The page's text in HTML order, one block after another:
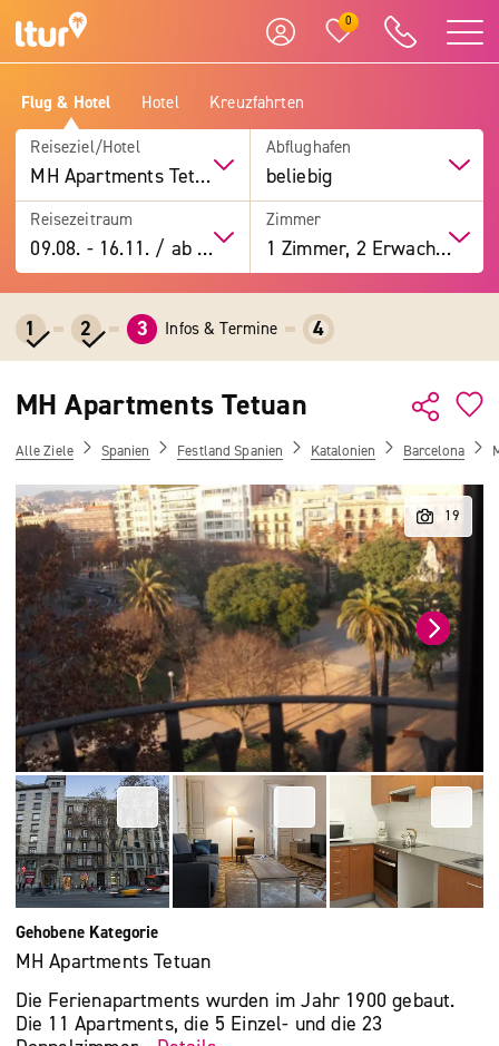
0
Flug & Hotel Hotel Kreuzfahrten
Reiseziel/Hotel
MH Apartments Tetuan
Abflughafen
beliebig
Reisezeitraum
09.08. -16.11. / ab 7 Tage
Zimmer
1 Zimmer, 2 Erwachsene
1 2 3 Infos & Termine 4
MH Apartments Tetuan
Alle Ziele Spanien Festland Spanien Katalonien Barcelona
Gehobene Kategorie
MH Apartments Tetuan
Die Ferienapartments wurden im Jahr 1900 gebaut.
Die 11 Apartments, die 5 Einzel- und die 23